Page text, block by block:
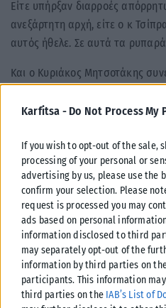
Karfitsa - Do Not Process
If you wish to opt-out of the sale,
processing of your personal or
advertising by us, please use the
confirm your selection. Please
request is processed you may
ads based on personal
information disclosed to third
may separately opt-out of the
information by third parties on
participants. This information
third parties on the IAB’s List of
Είτε υπήρξαν διαρροές
ανεξάρτητη αρχή, είτε ο κ
αυτός ήθελε. Σε αυτά τα
Και ο Κυριάκος Μητσοτάκης
στοιχεία αυτά εσείς και όχι
Γιατί μήπως γνωρίζατε από
στοιχεία, εγώ δεν τα έχω».
«Επειδή όλα τα παραπάνω
περίπλοκα και αφορούν μόνο
λεπτομέρεια. Το 2019 λίγο πριν
αλλάξατε τον ποινικό κώδικα,
υποκλοπών από κακούργημα
πρωθυπουργός και